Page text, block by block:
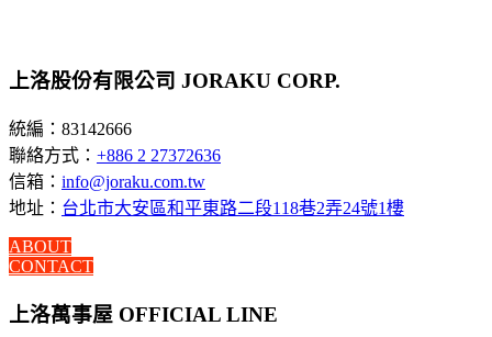
上洛股份有限公司 JORAKU CORP.
統編：83142666
聯絡方式： +886 2 27372636
信箱： info@joraku.com.tw
地址： 台北市大安區和平東路二段118巷2弄24號1樓
ABOUT
CONTACT
上洛萬事屋 OFFICIAL LINE